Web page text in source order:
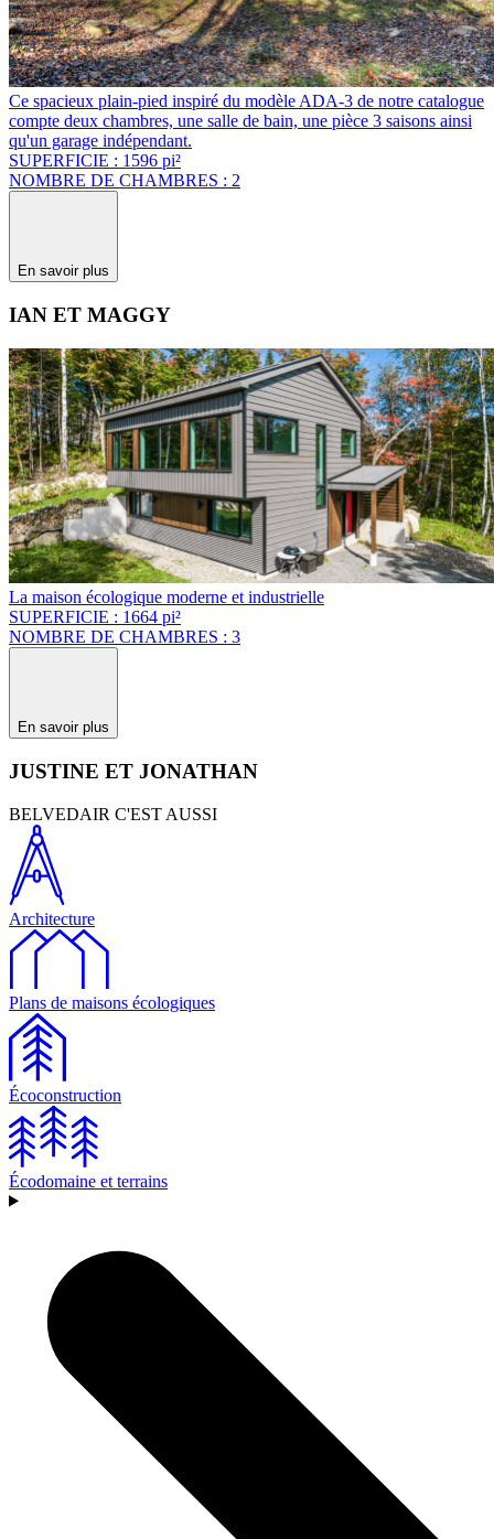
Ce spacieux plain-pied inspiré du modèle ADA-3 de notre catalogue
compte deux chambres, une salle de bain, une pièce 3 saisons ainsi
qu'un garage indépendant.
SUPERFICIE : 1596 pi²
NOMBRE DE CHAMBRES : 2
En savoir plus
IAN ET MAGGY
La maison écologique moderne et industrielle
SUPERFICIE : 1664 pi²
NOMBRE DE CHAMBRES : 3
En savoir plus
JUSTINE ET JONATHAN
BELVEDAIR C'EST AUSSI
Architecture
Plans de maisons écologiques
Écoconstruction
Écodomaine et terrains